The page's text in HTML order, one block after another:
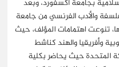
بجامعة أكسفورد، وبعد
والأدب الفرنسي من جامعة
تنوعت اهتمامات المؤلف، حيث
وأفريقيا والهند كناشط
المتحدة حيث يحاضر بكلية